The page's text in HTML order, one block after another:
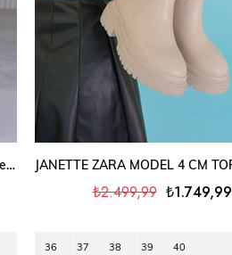
Chloe 8 Cm Yeni̇ Sezon Zara Model Çi̇zme Siyah
SEPETE EKLE
₺1.749,99
₺2.499,99
36 37 38 39 40